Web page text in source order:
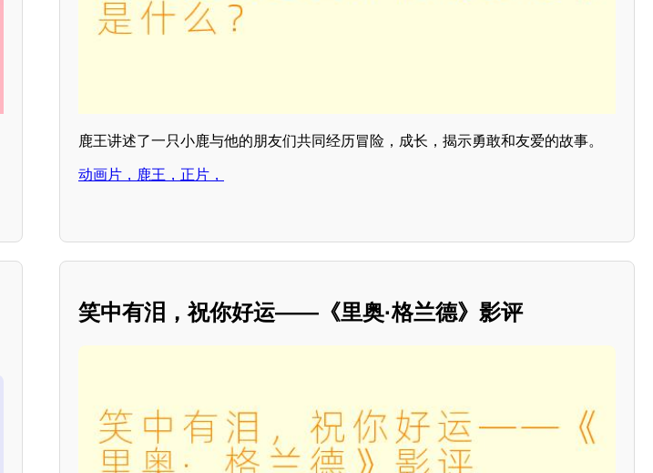
鹿王讲述了一只小鹿与他的朋友们共同经历冒险，成长，揭示勇敢和友爱的故事。
动画片，鹿王，正片，
笑中有泪，祝你好运——《里奥·格兰德》影评